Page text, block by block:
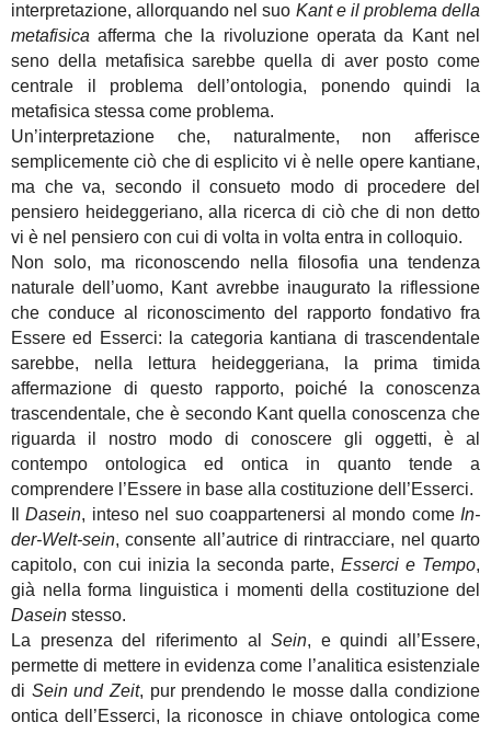
interpretazione, allorquando nel suo Kant e il problema della
metafisica afferma che la rivoluzione operata da Kant nel
seno della metafisica sarebbe quella di aver posto come
centrale il problema dell’ontologia, ponendo quindi la
metafisica stessa come problema.
Un’interpretazione che, naturalmente, non afferisce
semplicemente ciò che di esplicito vi è nelle opere kantiane,
ma che va, secondo il consueto modo di procedere del
pensiero heideggeriano, alla ricerca di ciò che di non detto
vi è nel pensiero con cui di volta in volta entra in colloquio.
Non solo, ma riconoscendo nella filosofia una tendenza
naturale dell’uomo, Kant avrebbe inaugurato la riflessione
che conduce al riconoscimento del rapporto fondativo fra
Essere ed Esserci: la categoria kantiana di trascendentale
sarebbe, nella lettura heideggeriana, la prima timida
affermazione di questo rapporto, poiché la conoscenza
trascendentale, che è secondo Kant quella conoscenza che
riguarda il nostro modo di conoscere gli oggetti, è al
contempo ontologica ed ontica in quanto tende a
comprendere l’Essere in base alla costituzione dell’Esserci.
IlDasein, inteso nel suo coappartenersi al mondo come In-
der-Welt-sein, consente all’autrice di rintracciare, nel quarto
capitolo, con cui inizia la seconda parte, Esserci e Tempo,
già nella forma linguistica i momenti della costituzione del
Dasein stesso.
La presenza del riferimento alSein, e quindi all’Essere,
permette di mettere in evidenza come l’analitica esistenziale
di Sein und Zeit, pur prendendo le mosse dalla condizione
ontica dell’Esserci, la riconosce in chiave ontologica come